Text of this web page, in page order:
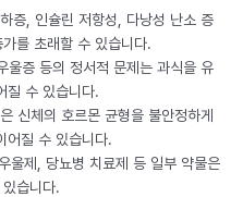
증, 인슐린 저항성, 다낭성 난소 증
를 초래할 수 있습니다.
증 등의 정서적 문제는 과식을 유
질 수 있습니다.
신체의 호르몬 균형을 불안정하게
어질 수 있습니다.
울제, 당뇨병 치료제 등 일부 약물은
습니다.